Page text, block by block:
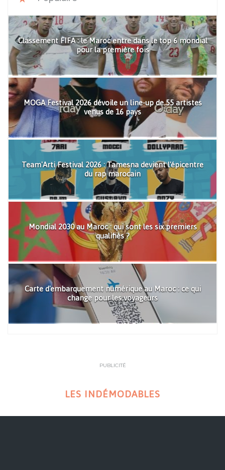
Classement FIFA : le Maroc entre dans le top 6 mondial
pour la première fois
MOGA Festival 2026 dévoile un line-up de 55 artistes
venus de 16 pays
Team'Arti Festival 2026 : Tamesna devient l'épicentre
du rap marocain
Mondial 2030 au Maroc : qui sont les six premiers
qualifiés ?
Carte d'embarquement numérique au Maroc : ce qui
change pour les voyageurs
PUBLICITÉ
LES INDÉMODABLES